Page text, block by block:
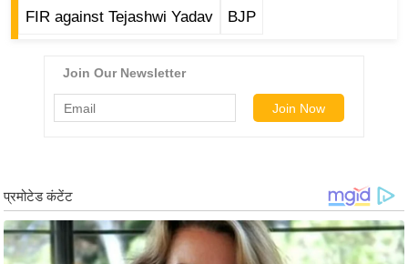
फि
ल्म
स
FIR against Tejashwi Yadav BJP